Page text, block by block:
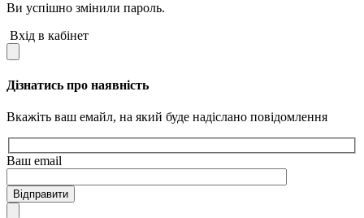
Ви успішно змінили пароль.
Вхід в кабінет
Дізнатись про наявність
Вкажіть ваш емайл, на який буде надіслано повідомлення
Ваш email
Відправити